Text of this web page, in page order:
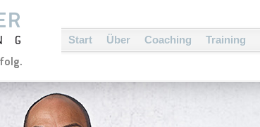
Start Über Coaching Training